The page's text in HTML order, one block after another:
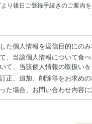
り後日ご登録手続きのご案内
た個人情報を返信目的にの
、当該個人情報について食
て、当該個人情報の取扱い
正、追加、削除等をお求め
た場合、お問い合わせ内容